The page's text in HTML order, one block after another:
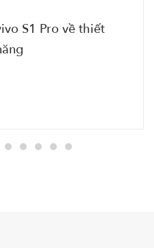
S1 Pro về thiết